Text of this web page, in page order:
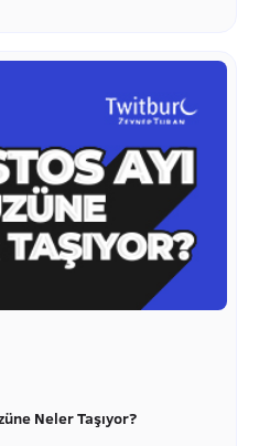
Neler Taşıyor?